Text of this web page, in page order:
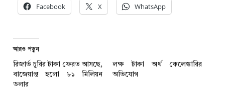
Facebook X WhatsApp
আরও পড়ুন
রিজার্ভ চুরির টাকা ফেরত আসছে,
বাজেয়াপ্ত হলো ৮১ মিলিয়ন
ডলার
লক্ষ টাকা অর্থ কেলেঙ্কারির
অভিযোগ